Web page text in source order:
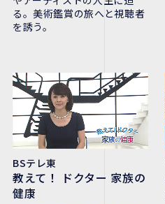
る。美術鑑賞の旅へと視聴者
を誘う。
BSテレ東
教えて！ ドクター 家族の
健康